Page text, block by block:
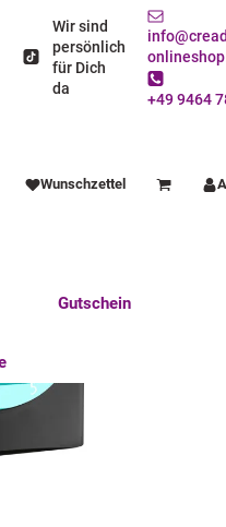
Wir sind
persönlich
für Dich
da
+49 9464
Wunschzettel Warenkorb
Gutschein
SCHWARZ MONSTER